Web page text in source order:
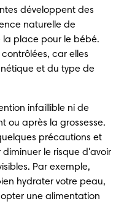
développent des
naturelle de
la place pour le bébé.
car elles
et du type de
infaillible ni de
ou après la grossesse.
précautions et
le risque d'avoir
Par exemple,
hydrater votre peau,
une alimentation